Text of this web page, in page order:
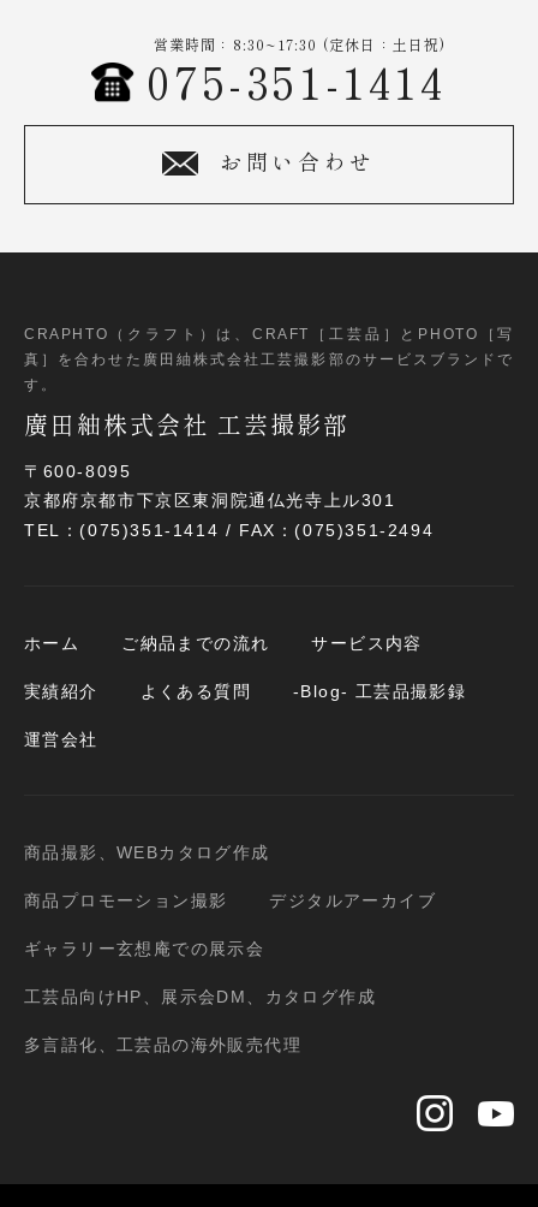
営業時間：8:30~17:30 (定休日：土日祝)
075-351-1414
お問い合わせ
CRAPHTO（クラフト）は、CRAFT［工芸品］とPHOTO［写
真］ を合わせた廣田紬株式会社工芸撮影部のサービスブランドで
す。
廣田紬株式会社 工芸撮影部
〒600-8095
京都府京都市下京区東洞院通仏光寺上ル301
TEL：(075)351-1414 / FAX：(075)351-2494
ホーム ご納品までの流れ サービス内容
実績紹介 よくある質問 -Blog- 工芸品撮影録
運営会社
商品撮影、WEBカタログ作成
商品プロモーション撮影 デジタルアーカイブ
ギャラリー玄想庵での展示会
工芸品向けHP、展示会DM、カタログ作成
多言語化、工芸品の海外販売代理